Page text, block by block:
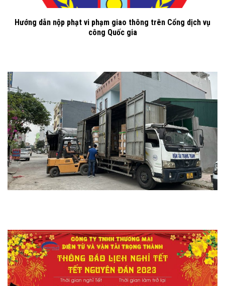
Hướng dẫn nộp phạt vi phạm giao thông trên Cổng dịch vụ
công Quốc gia